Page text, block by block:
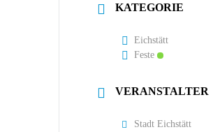
KATEGORIE
Eichstätt
Feste
VERANSTALTER
Stadt Eichstätt